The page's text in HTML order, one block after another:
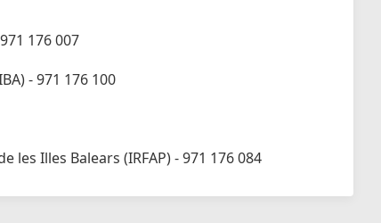
176 007
- 971 176 100
Illes Balears (IRFAP) - 971 176 084